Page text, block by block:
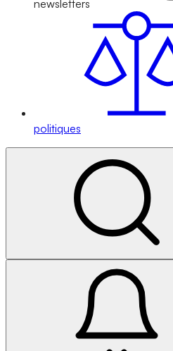
newsletters
politiques